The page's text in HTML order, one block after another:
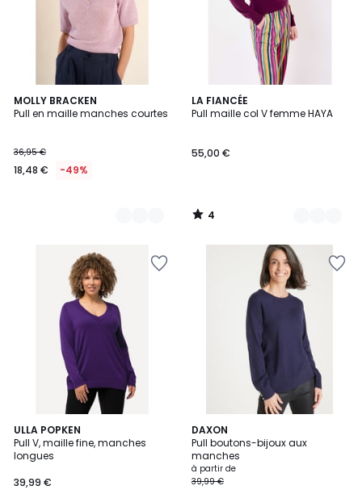
MOLLY BRACKEN
Pull en maille manches courtes
36,95 €
18,48 € -49%
5
Couleurs
LA FIANCÉE
Pull maille col V femme HAYA
55,00 €
4
/
4
Couleurs
4
/
ULLA POPKEN
Pull V, maille fine, manches
longues
39,99 €
4,3
/ 5
6
Couleurs
DAXON
Pull boutons-bijoux aux
manches
à partir de
39,99 €
4
/
5
6
Couleurs